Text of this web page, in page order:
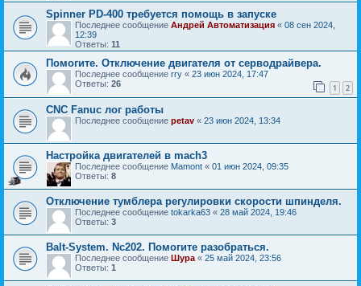
Spinner PD-400 требуется помощь в запуске
Последнее сообщение Андрей Автоматизация « 08 сен 2024,
12:39
Ответы: 11
Помогите. Отключение двигателя от серводрайвера.
Последнее сообщение rry « 23 июн 2024, 17:47
Ответы: 26 1 2
CNC Fanuc лог работы
Последнее сообщение petav « 23 июн 2024, 13:34
Настройка двигателей в mach3
Последнее сообщение Mamont « 01 июн 2024, 09:35
Ответы: 8
Отключение тумблера регулировки скорости шпинделя.
Последнее сообщение tokarka63 « 28 май 2024, 19:46
Ответы: 3
Balt-System. Nc202. Помогите разобраться.
Последнее сообщение Шура « 25 май 2024, 23:56
Ответы: 1